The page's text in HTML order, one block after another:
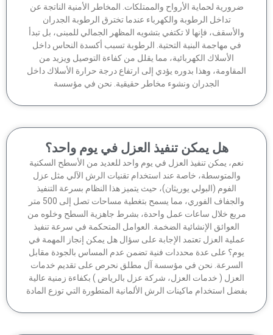
لحماية الأرواح والممتلكات. المخاطر الأمنية الناتجة عن
تداخل الرطوبة والكهرباء عندما تخترق الرطوبة الجدران
فإنها لا تكتفي بتشويه المظهر الجمالي للمبنى، بل تبدأ
في مهاجمة البنية التحتية. الرطوبة تسبب أكسدة النحاس داخل
الأسلاك الكهربائية، مما يقلل من كفاءة التوصيل ويزيد من
وهذا بدوره يؤدي إلى ارتفاع درجة حرارة الأسلاك داخل
الجدران ونشوء مخاطر حقيقية. نحن في مؤسسة
هل يمكن تنفيذ العزل في يوم واحد؟
يمكن تنفيذ العزل في يوم واحد للعديد من الأسطح السكنية
والمتوسطة، خاصة عند استخدام تقنيات الرش الآلي مثل عزل
الفوم (البولي يوريثان)، حيث يتميز هذا النظام بسرعة التنفيذ
والجفاف الفوري، مما يسمح بتغطية مساحات تصل إلى 500 متر
خلال ساعات عمل واحدة، بشرط جاهزية السطح وخلوه من
العوائق الإنشائية الضخمة. العوامل المتحكمة في سرعة تنفيذ
العزل تعتمد الإجابة على سؤال هل يمكن إنجاز المهمة في
على عدة محددات فنية تضمن عدم المساس بالجودة مقابل
نحن في مؤسسة آل مطلق نحرص على تقديم خدمات
( خدمات العزل، شركة عزل بالرياض ) بكفاءة زمنية عالية
استخدام ماكينات الرش الألمانية المتطورة التي توزع المادة